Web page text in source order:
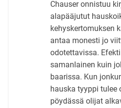
Chauser onnistuu
alapääjutut
kehyskertomuksen
antaa monesti jo
odotettavissa.
samanlainen kuin
baarissa. Kun
hauska tyyppi tulee
pöydässä olijat